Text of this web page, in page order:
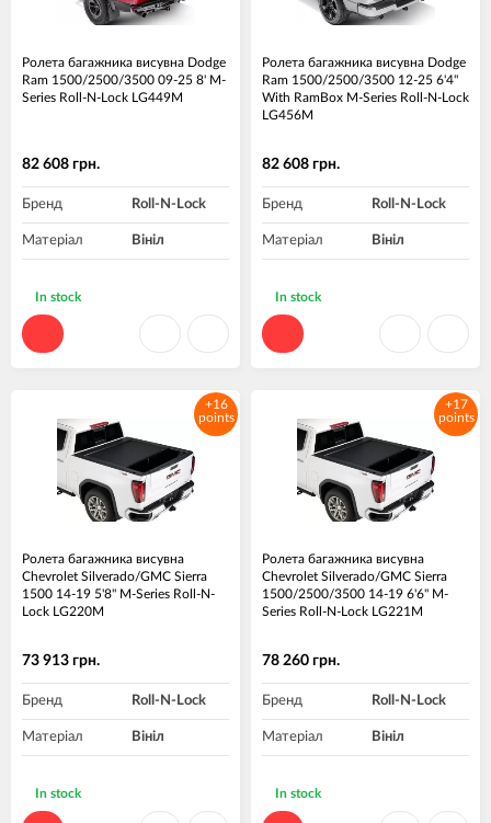
Ролета багажника висувна Dodge
Ram 1500/2500/3500 09-25 8' M-
Series Roll-N-Lock LG449M
82 608 грн.
Бренд Roll-N-Lock
Матеріал Вініл
In stock
Ролета багажника висувна Dodge
Ram 1500/2500/3500 12-25 6'4"
With RamBox M-Series Roll-N-Lock
LG456M
82 608 грн.
Бренд Roll-N-Lock
Матеріал Вініл
In stock
+16
points
Ролета багажника висувна
Chevrolet Silverado/GMC Sierra
1500 14-19 5'8" M-Series Roll-N-
Lock LG220M
73 913 грн.
Бренд Roll-N-Lock
Матеріал Вініл
In stock
+17
points
Ролета багажника висувна
Chevrolet Silverado/GMC Sierra
1500/2500/3500 14-19 6'6" M-
Series Roll-N-Lock LG221M
78 260 грн.
Бренд Roll-N-Lock
Матеріал Вініл
In stock